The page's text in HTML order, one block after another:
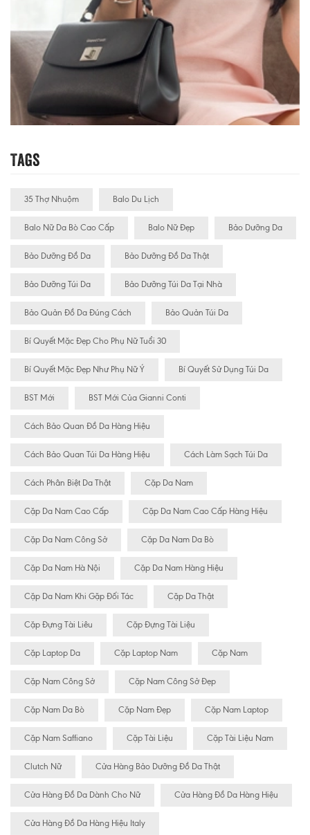
Tags
35 Thợ Nhuộm Balo Du Lịch
Balo Nữ Da Bò Cao Cấp Balo Nữ Đẹp Bảo Dưỡng Da
Bảo Dưỡng Đồ Da Bảo Dưỡng Đồ Da Thật
Bảo Dưỡng Túi Da Bảo Dưỡng Túi Da Tại Nhà
Bảo Quản Đồ Da Đúng Cách Bảo Quản Túi Da
Bí Quyết Mặc Đẹp Cho Phụ Nữ Tuổi 30
Bí Quyết Mặc Đẹp Như Phụ Nữ Ý Bí Quyết Sử Dụng Túi Da
BST Mới BST Mới Của Gianni Conti
Cách Bảo Quan Đồ Da Hàng Hiệu
Cách Bảo Quan Túi Da Hàng Hiệu Cách Làm Sạch Túi Da
Cách Phân Biệt Da Thật Cặp Da Nam
Cặp Da Nam Cao Cấp Cặp Da Nam Cao Cấp Hàng Hiệu
Cặp Da Nam Công Sở Cặp Da Nam Da Bò
Cặp Da Nam Hà Nội Cặp Da Nam Hàng Hiệu
Cặp Da Nam Khi Gặp Đối Tác Cặp Da Thật
Cặp Đựng Tài Liêu Cặp Đựng Tài Liệu
Cặp Laptop Da Cặp Laptop Nam Cặp Nam
Cặp Nam Công Sở Cặp Nam Công Sở Đẹp
Cặp Nam Da Bò Cặp Nam Đẹp Cặp Nam Laptop
Cặp Nam Saffiano Cặp Tài Liệu Cặp Tài Liệu Nam
Clutch Nữ Cửa Hàng Bảo Dưỡng Đồ Da Thật
Cửa Hàng Đồ Da Dành Cho Nữ Cửa Hàng Đồ Da Hàng Hiệu
Cửa Hàng Đồ Da Hàng Hiệu Italy